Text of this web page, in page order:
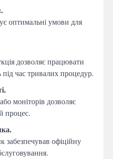
оптимальні умови для
дозволяє працювати
час тривалих процедур.
моніторів дозволяє
процес.
офіційну